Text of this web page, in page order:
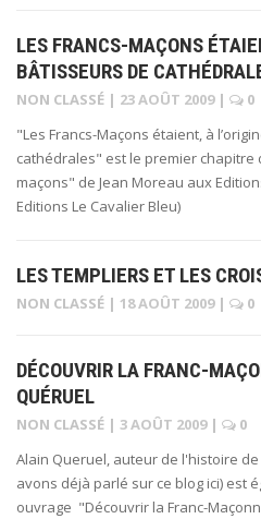
LES FRANCS-MAÇONS
BÂTISSEURS DE
NON CLASSÉ | 23 AOÛT 2009 |
0
"Les Francs-Maçons étaient, à
cathédrales" est le premier chapitre
maçons" de Jean Moreau aux
Editions Le Cavalier Bleu)
LES TEMPLIERS ET LES
NON CLASSÉ | 18 AOÛT 2009 | 0
DÉCOUVRIR LA FRANC-
QUÉRUEL
NON CLASSÉ | 3 AOÛT 2009 |
0
Alain Queruel, auteur de l'histoire
avons déjà parlé sur ce blog ici) est
ouvrage "Découvrir la Franc-